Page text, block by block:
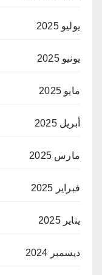
يوليو 2025
يونيو 2025
مايو 2025
أبريل 2025
مارس 2025
فبراير 2025
يناير 2025
ديسمبر 2024